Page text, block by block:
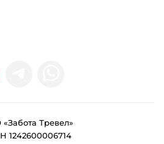
Тревел»
1242600006714